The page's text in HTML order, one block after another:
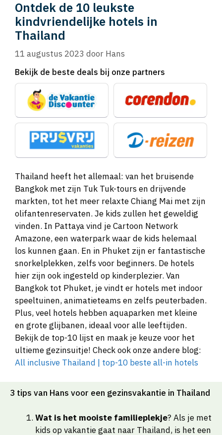
Ontdek de 10 leukste
kindvriendelijke hotels in
Thailand
11 augustus 2023 door Hans
Bekijk de beste deals bij onze partners
Thailand heeft het allemaal: van het bruisende
Bangkok met zijn Tuk Tuk-tours en drijvende
markten, tot het meer relaxte Chiang Mai met zijn
olifantenreservaten. Je kids zullen het geweldig
vinden. In Pattaya vind je Cartoon Network
Amazone, een waterpark waar de kids helemaal
los kunnen gaan. En in Phuket zijn er fantastische
snorkelplekken, zelfs voor beginners. De hotels
hier zijn ook ingesteld op kinderplezier. Van
Bangkok tot Phuket, je vindt er hotels met indoor
speeltuinen, animatieteams en zelfs peuterbaden.
Plus, veel hotels hebben aquaparken met kleine
en grote glijbanen, ideaal voor alle leeftijden.
Bekijk de top-10 lijst en maak je keuze voor het
ultieme gezinsuitje! Check ook onze andere blog:
All inclusive Thailand | top-10 beste all-in hotels
3 tips van Hans voor een gezinsvakantie in Thailand
Wat is het mooiste familieplekje? Als je met
kids op vakantie gaat naar Thailand, is het een